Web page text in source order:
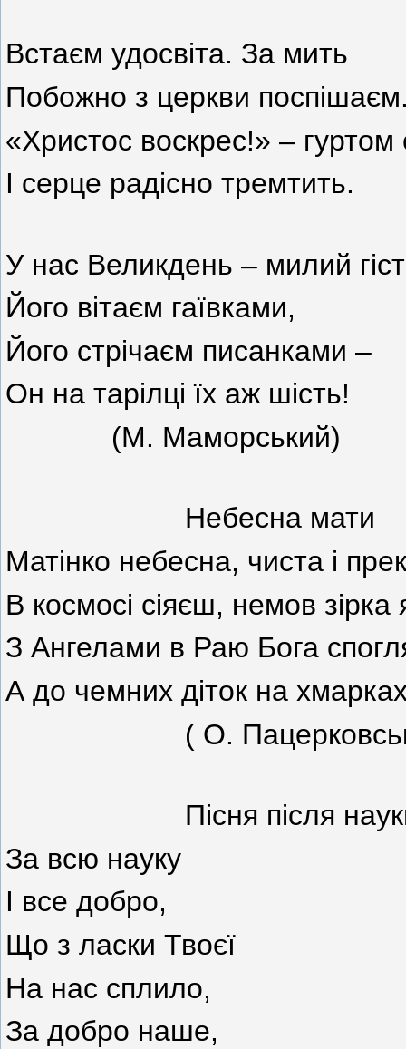
Встаєм удосвіта. За мить
Побожно з церкви
«Христос воскрес!» – гуртом
І серце радісно тремтить.
У нас Великдень – милий
Його вітаєм гаївками,
Його стрічаєм писанками –
Он на тарілці їх аж шість!
(М. Маморський)
Небесна мати
Матінко небесна, чиста і
В космосі сіяєш, немов зірка
З Ангелами в Раю Бога
А до чемних діток на
( О.
Пісня після
За всю науку
І все добро,
Що з ласки Твоєї
На нас сплило,
За добро наше,